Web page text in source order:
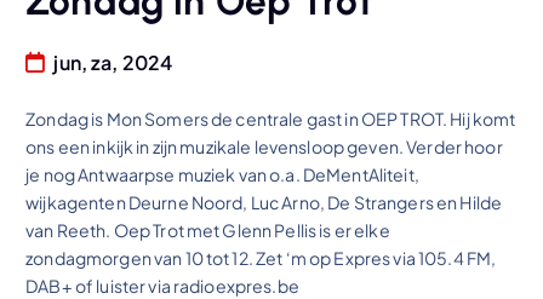
jun, za, 2024
Zondag is Mon Somers de centrale gast in OEP TROT. Hij komt
ons een inkijk in zijn muzikale levensloop geven. Verder hoor
je nog Antwaarpse muziek van o.a. DeMentAliteit,
wijkagenten Deurne Noord, Luc Arno, De Strangers en Hilde
van Reeth. Oep Trot met Glenn Pellis is er elke
zondagmorgen van 10 tot 12. Zet ‘m op Expres via 105.4 FM,
DAB+ of luister via radioexpres.be